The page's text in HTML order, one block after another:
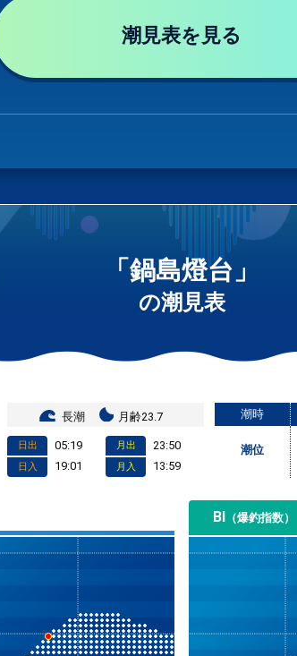
潮見表を見る
「鍋島燈台」
の潮見表
長潮 月齢23.7
日出 05:19
日入 19:01
月出 23:50
月入 13:59
潮時
潮位
BI （爆釣指数）